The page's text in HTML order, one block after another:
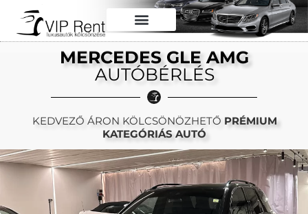
MERCEDES GLE AMG
AUTÓBÉRLÉS
KEDVEZŐ ÁRON KÖLCSÖNÖZHETŐ PRÉMIUM
KATEGÓRIÁS AUTÓ